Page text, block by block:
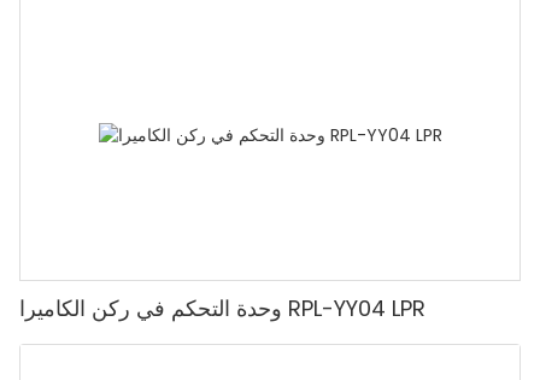
وحدة التحكم في ركن الكاميرا RPL-YY04 LPR